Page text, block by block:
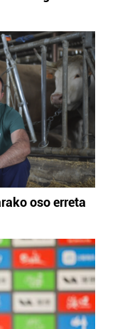
oso erreta